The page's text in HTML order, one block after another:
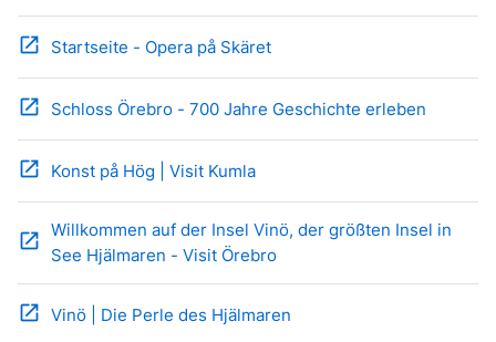
open_in_new Startseite - Opera på Skäret
open_in_new Schloss Örebro - 700 Jahre Geschichte erleben
open_in_new Konst på Hög | Visit Kumla
open_in_new Willkommen auf der Insel Vinö, der größten Insel in
See Hjälmaren - Visit Örebro
open_in_new Vinö | Die Perle des Hjälmaren